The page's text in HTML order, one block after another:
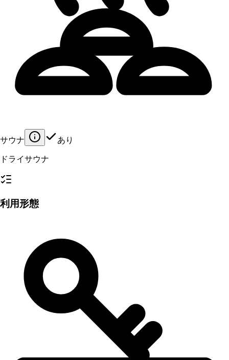
サウナ あり
ドライサウナ
利用形態